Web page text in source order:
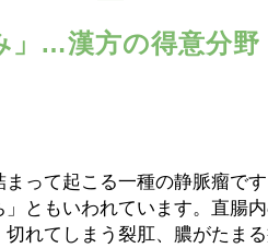
」…漢方の得意分野
って起こる一種の静脈瘤で
ともいわれています。直腸
れてしまう裂肛、膿がたま